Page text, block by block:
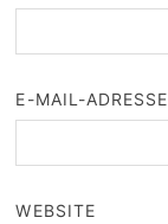
E-MAIL-ADRESSE
WEBSITE